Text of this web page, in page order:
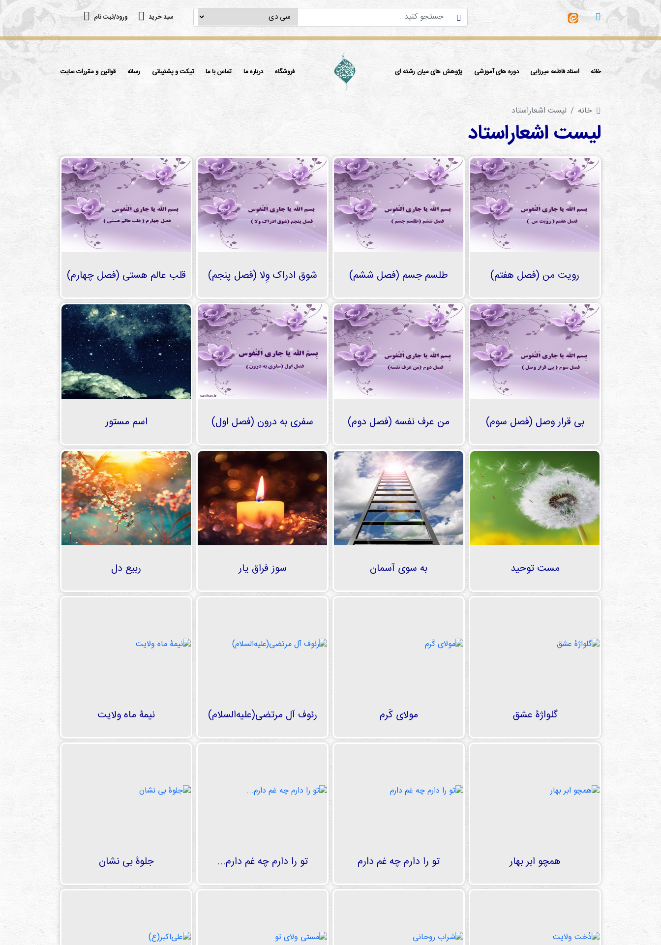
سبد خرید ورود/ثبت نام
خانه استاد فاطمه میرزایی دوره های آموزشی پژوهش های میان رشته ای فروشگاه درباره ما تماس با ما تیکت و پشتیبانی رسانه قوانین و مقررات سایت
خانه لیست اشعاراستاد
لیست اشعاراستاد
رویت من (فصل هفتم) طلسم جسم (فصل ششم) شوق ادراک وِلا (فصل پنجم) قلب عالم هستی (فصل چهارم)
بی قرار وصل (فصل سوم) من عرف نفسه (فصل دوم) سفری به درون (فصل اول) اسم مستور
مست توحید به سوی آسمان سوز فراق یار ربیع دل
گلواژۀ عشق مولای کَرم رئوف آل مرتضی(علیه‌السلام) نیمۀ ماه ولایت
همچو ابر بهار تو را دارم چه غم دارم تو را دارم چه غم دارم... جلوۀ بی­ نشان